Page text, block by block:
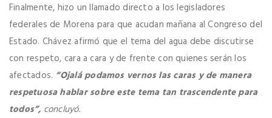
Finalmente, hizo un llamado directo a los legisladores
federales de Morena para que acudan mañana al Congreso del
Estado. Chávez afirmó que el tema del agua debe discutirse
con respeto, cara a cara y de frente con quienes serán los
afectados. “Ojalá podamos vernos las caras y de manera
respetuosa hablar sobre este tema tan trascendente para
todos”, concluyó.